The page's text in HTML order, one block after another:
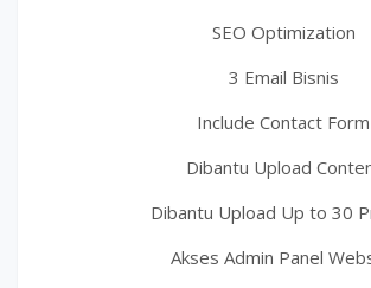
SEO Optimization
3 Email Bisnis
Include Contact Form
Dibantu Upload
Dibantu Upload Up to 30
Akses Admin Panel